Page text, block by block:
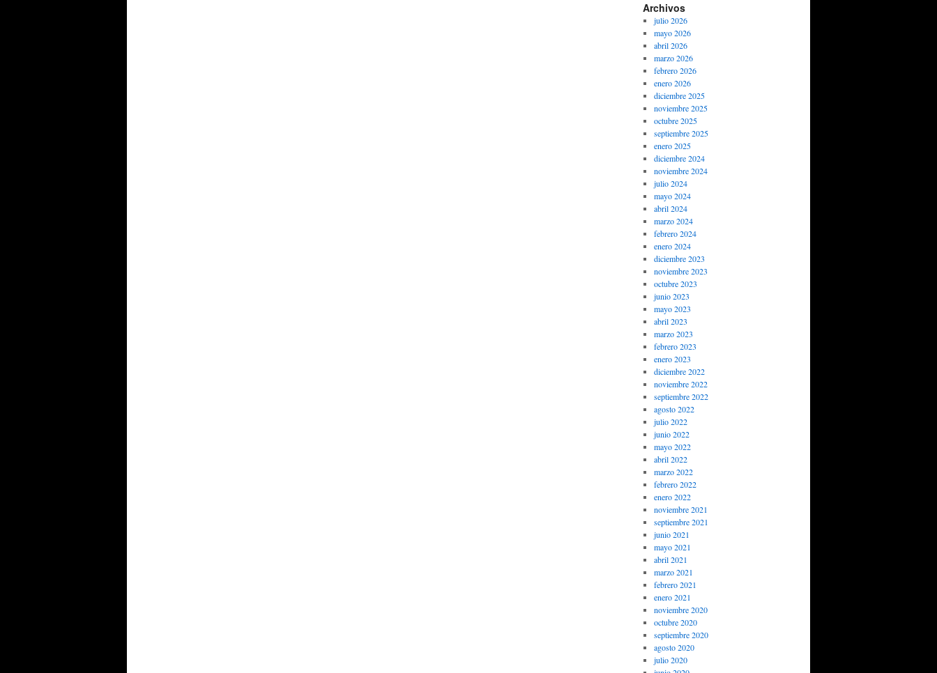
Archivos
julio 2026
mayo 2026
abril 2026
marzo 2026
febrero 2026
enero 2026
diciembre 2025
noviembre 2025
octubre 2025
septiembre 2025
enero 2025
diciembre 2024
noviembre 2024
julio 2024
mayo 2024
abril 2024
marzo 2024
febrero 2024
enero 2024
diciembre 2023
noviembre 2023
octubre 2023
junio 2023
mayo 2023
abril 2023
marzo 2023
febrero 2023
enero 2023
diciembre 2022
noviembre 2022
septiembre 2022
agosto 2022
julio 2022
junio 2022
mayo 2022
abril 2022
marzo 2022
febrero 2022
enero 2022
noviembre 2021
septiembre 2021
junio 2021
mayo 2021
abril 2021
marzo 2021
febrero 2021
enero 2021
noviembre 2020
octubre 2020
septiembre 2020
agosto 2020
julio 2020